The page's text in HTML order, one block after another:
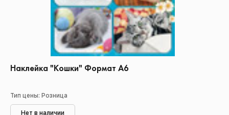
Наклейка "Кошки" Формат А6
Тип цены: Розница
Нет в наличии